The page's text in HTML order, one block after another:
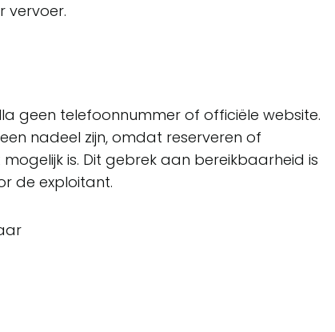
vervoer.
geen telefoonnummer of officiële website.
nadeel zijn, omdat reserveren of
is. Dit gebrek aan bereikbaarheid is
de exploitant.